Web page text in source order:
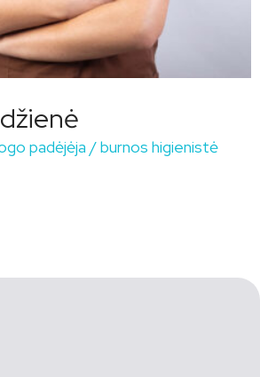
padėjėja / burnos higienistė